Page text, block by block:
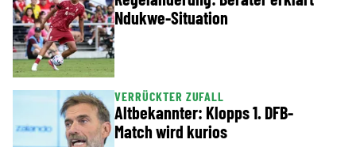
Ndukwe-Situation
VERRÜCKTER ZUFALL
Altbekannter: Klopps 1. DFB-
Match wird kurios